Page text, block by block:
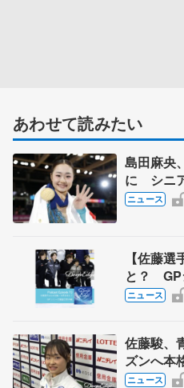
あわせて読みたい
島田麻央
に シニ
ニュース
【佐藤
と？
ポッドキ
ニュース
佐藤駿、
ズンへ本
宿 シニ
ニュース